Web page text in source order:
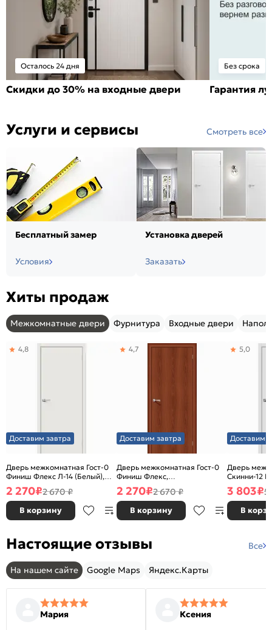
Осталось 24 дня
Скидки до 30% на входные двери
Без срока
Гарантия
Услуги и сервисы Смотреть все
Бесплатный замер
Условия
Установка дверей
Заказать
Хиты продаж
Межкомнатные двери Фурнитура Входные двери
Доставим завтра
Дверь межкомнатная Гост-0
Финиш Флекс Л-14 (Белый),
глухая, каркасно-щитовая
4,8
2 270₽2 670 ₽
В корзину
Доставим завтра
Дверь межкомнатная Гост-0
Финиш Флекс,
Ламинированные Л-11
(ИталОрех), глухая, каркасно-
щитовая
4,7
2 270₽2 670 ₽
В корзину
Доставим
Дверь
Скинни-12
глухая,
5,0
3 803₽5
В
Настоящие отзывы Все
На нашем сайте Google Maps Яндекс.Карты
Мария Ксения